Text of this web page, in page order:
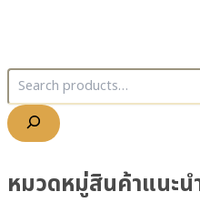
หมวดหมู่สินค้าแนะน